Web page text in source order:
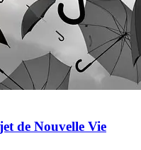
de Nouvelle Vie